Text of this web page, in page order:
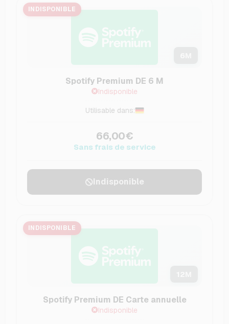
INDISPONIBLE
Spotify Premium DE 6 M
Indisponible
Utilisable dans:
66,00€
Sans frais de service
Indisponible
INDISPONIBLE
Spotify Premium DE Carte annuelle
Indisponible